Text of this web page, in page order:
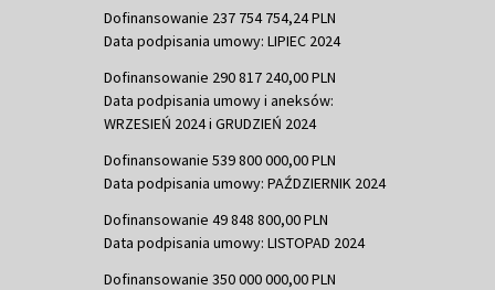
Dofinansowanie 237 754 754,24 PLN
Data podpisania umowy: LIPIEC 2024
Dofinansowanie 290 817 240,00 PLN
Data podpisania umowy i aneksów:
WRZESIEŃ 2024 i GRUDZIEŃ 2024
Dofinansowanie 539 800 000,00 PLN
Data podpisania umowy: PAŹDZIERNIK 2024
Dofinansowanie 49 848 800,00 PLN
Data podpisania umowy: LISTOPAD 2024
Dofinansowanie 350 000 000,00 PLN